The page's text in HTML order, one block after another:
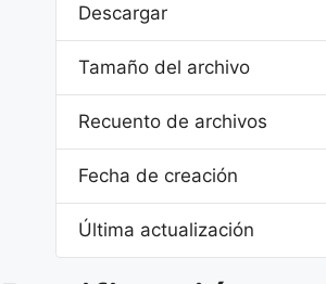
Descargar
Tamaño del archivo
Recuento de archivos
Fecha de creación
Última actualización